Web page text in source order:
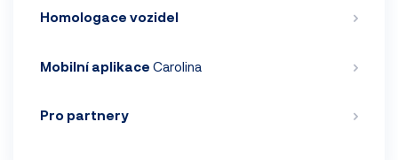
Homologace vozidel
Mobilní aplikace Carolina
Pro partnery